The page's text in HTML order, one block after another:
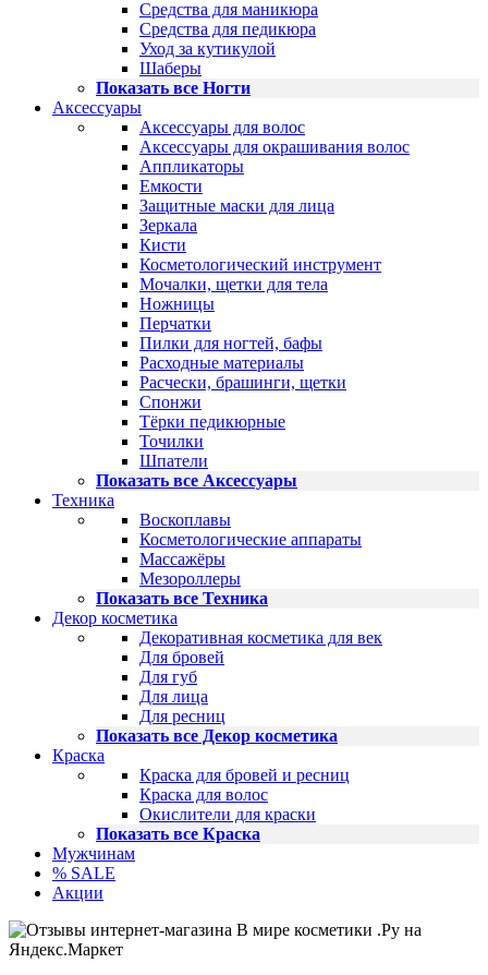
Средства для маникюра
Средства для педикюра
Уход за кутикулой
Шаберы
Показать все Ногти
Аксессуары
Аксессуары для волос
Аксессуары для окрашивания волос
Аппликаторы
Емкости
Защитные маски для лица
Зеркала
Кисти
Косметологический инструмент
Мочалки, щетки для тела
Ножницы
Перчатки
Пилки для ногтей, бафы
Расходные материалы
Расчески, брашинги, щетки
Спонжи
Тёрки педикюрные
Точилки
Шпатели
Показать все Аксессуары
Техника
Воскоплавы
Косметологические аппараты
Массажёры
Мезороллеры
Показать все Техника
Декор косметика
Декоративная косметика для век
Для бровей
Для губ
Для лица
Для ресниц
Показать все Декор косметика
Краска
Краска для бровей и ресниц
Краска для волос
Окислители для краски
Показать все Краска
Мужчинам
% SALE
Акции